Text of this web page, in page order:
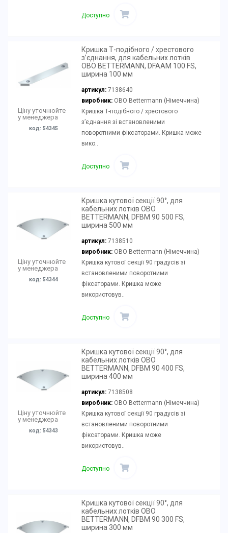
Доступно
Ціну уточнюйте
у менеджера
код: 54345
Кришка Т-подібного / хрестового
з’єднання, для кабельних лотків
OBO BETTERMANN, DFAAM 100 FS,
ширина 100 мм
артикул: 7138640
виробник:OBO Bettermann (Німеччина)
Кришка Т-подібного / хрестового
з’єднання зі встановленими
поворотними фіксаторами. Кришка може
вико..
Доступно
Ціну уточнюйте
у менеджера
код: 54344
Кришка кутової секції 90°, для
кабельних лотків OBO
BETTERMANN, DFBM 90 500 FS,
ширина 500 мм
артикул: 7138510
виробник:OBO Bettermann (Німеччина)
Кришка кутової секції 90 градусів зі
встановленими поворотними
фіксаторами. Кришка може
використовув..
Доступно
Ціну уточнюйте
у менеджера
код: 54343
Кришка кутової секції 90°, для
кабельних лотків OBO
BETTERMANN, DFBM 90 400 FS,
ширина 400 мм
артикул: 7138508
виробник:OBO Bettermann (Німеччина)
Кришка кутової секції 90 градусів зі
встановленими поворотними
фіксаторами. Кришка може
використовув..
Доступно
Кришка кутової секції 90°, для
кабельних лотків OBO
BETTERMANN, DFBM 90 300 FS,
ширина 300 мм